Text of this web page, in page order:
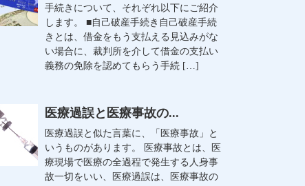
手続きについて、それぞれ以下にご紹介
します。 ■自己破産手続き自己破産手続
きとは、借金をもう支払える見込みがな
い場合に、裁判所を介して借金の支払い
義務の免除を認めてもらう手続 […]
医療過誤と医療事故の...
医療過誤と似た言葉に、「医療事故」と
いうものがあります。 医療事故とは、医
療現場で医療の全過程で発生する人身事
故一切をいい、医療過誤は、医療事故の